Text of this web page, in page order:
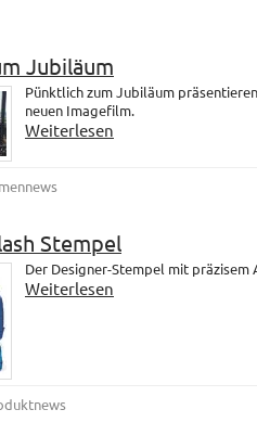
Jubiläum
Pünktlich zum Jubiläum
neuen Imagefilm.
Weiterlesen
Stempel
Der Designer-Stempel mit
Weiterlesen